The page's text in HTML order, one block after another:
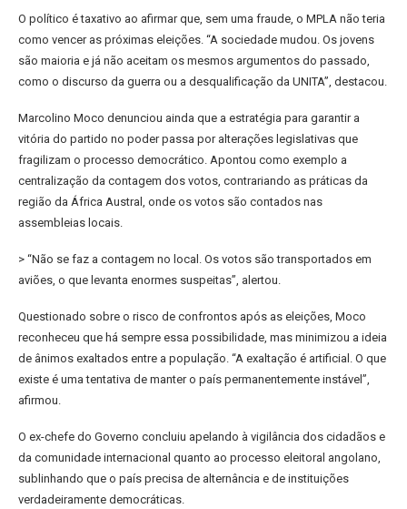
O político é taxativo ao afirmar que, sem uma fraude, o MPLA não teria
como vencer as próximas eleições. “A sociedade mudou. Os jovens
são maioria e já não aceitam os mesmos argumentos do passado,
como o discurso da guerra ou a desqualificação da UNITA”, destacou.
Marcolino Moco denunciou ainda que a estratégia para garantir a
vitória do partido no poder passa por alterações legislativas que
fragilizam o processo democrático. Apontou como exemplo a
centralização da contagem dos votos, contrariando as práticas da
região da África Austral, onde os votos são contados nas
assembleias locais.
> “Não se faz a contagem no local. Os votos são transportados em
aviões, o que levanta enormes suspeitas”, alertou.
Questionado sobre o risco de confrontos após as eleições, Moco
reconheceu que há sempre essa possibilidade, mas minimizou a ideia
de ânimos exaltados entre a população. “A exaltação é artificial. O que
existe é uma tentativa de manter o país permanentemente instável”,
afirmou.
O ex-chefe do Governo concluiu apelando à vigilância dos cidadãos e
da comunidade internacional quanto ao processo eleitoral angolano,
sublinhando que o país precisa de alternância e de instituições
verdadeiramente democráticas.